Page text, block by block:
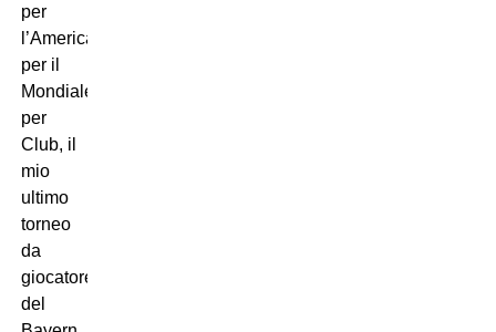
per
l’America,
per il
Mondiale
per
Club, il
mio
ultimo
torneo
da
giocatore
del